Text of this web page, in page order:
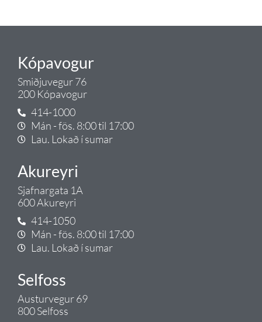
Kópavogur
Smiðjuvegur 76
200 Kópavogur
414-1000
Mán - fös. 8:00 til 17:00
Lau. Lokað í sumar
Akureyri
Sjafnargata 1A
600 Akureyri
414-1050
Mán - fös. 8:00 til 17:00
Lau. Lokað í sumar
Selfoss
Austurvegur 69
800 Selfoss